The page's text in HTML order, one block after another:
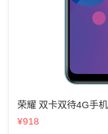
荣耀 双卡双待4G手机
¥918